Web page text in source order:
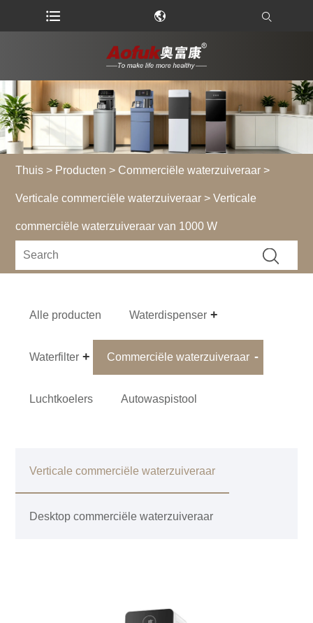
Thuis > Producten > Commerciële waterzuiveraar >
Verticale commerciële waterzuiveraar > Verticale
commerciële waterzuiveraar van 1000 W
Alle producten Waterdispenser
Waterfilter Commerciële waterzuiveraar
Luchtkoelers Autowaspistool
Verticale commerciële waterzuiveraar
Desktop commerciële waterzuiveraar